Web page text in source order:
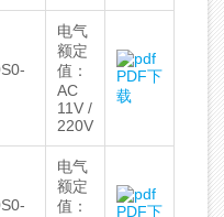
电气
额定
值：
AC
11V /
220V
PDF下
载
电气
额定
值：
PDF下